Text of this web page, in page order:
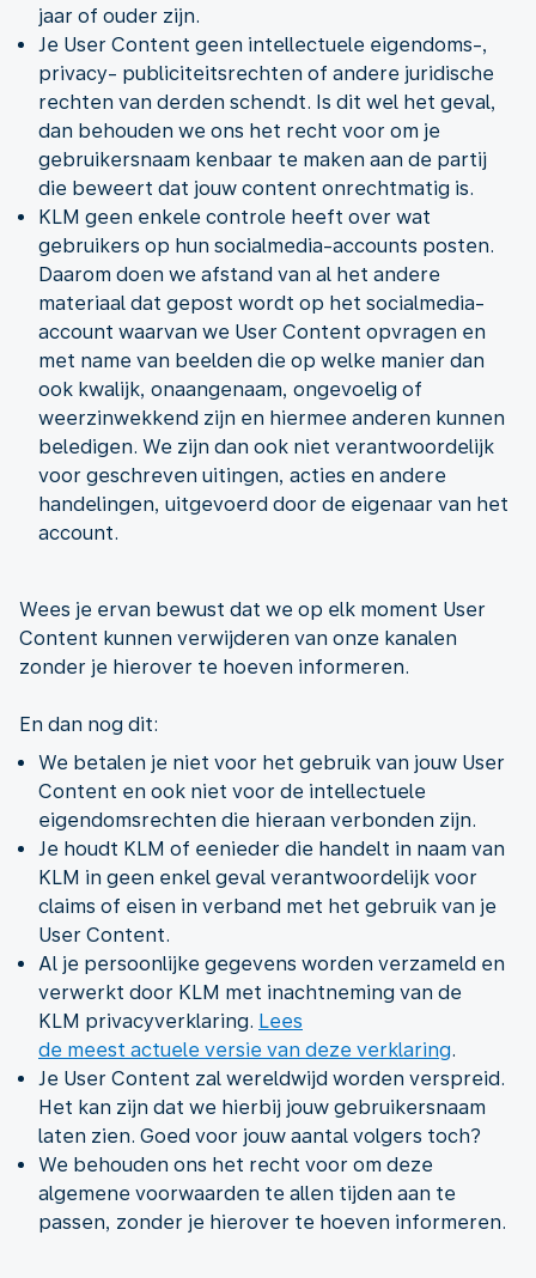
jaar of ouder zijn.
Je User Content geen intellectuele eigendoms-,
privacy- publiciteitsrechten of andere juridische
rechten van derden schendt. Is dit wel het geval,
dan behouden we ons het recht voor om je
gebruikersnaam kenbaar te maken aan de partij
die beweert dat jouw content onrechtmatig is.
KLM geen enkele controle heeft over wat
gebruikers op hun socialmedia-accounts posten.
Daarom doen we afstand van al het andere
materiaal dat gepost wordt op het socialmedia-
account waarvan we User Content opvragen en
met name van beelden die op welke manier dan
ook kwalijk, onaangenaam, ongevoelig of
weerzinwekkend zijn en hiermee anderen kunnen
beledigen. We zijn dan ook niet verantwoordelijk
voor geschreven uitingen, acties en andere
handelingen, uitgevoerd door de eigenaar van het
account.
Wees je ervan bewust dat we op elk moment User
Content kunnen verwijderen van onze kanalen
zonder je hierover te hoeven informeren.
En dan nog dit:
We betalen je niet voor het gebruik van jouw User
Content en ook niet voor de intellectuele
eigendomsrechten die hieraan verbonden zijn.
Je houdt KLM of eenieder die handelt in naam van
KLM in geen enkel geval verantwoordelijk voor
claims of eisen in verband met het gebruik van je
User Content.
Al je persoonlijke gegevens worden verzameld en
verwerkt door KLM met inachtneming van de
KLM privacyverklaring. Lees
de meest actuele versie van deze verklaring.
Je User Content zal wereldwijd worden verspreid.
Het kan zijn dat we hierbij jouw gebruikersnaam
laten zien. Goed voor jouw aantal volgers toch?
We behouden ons het recht voor om deze
algemene voorwaarden te allen tijden aan te
passen, zonder je hierover te hoeven informeren.